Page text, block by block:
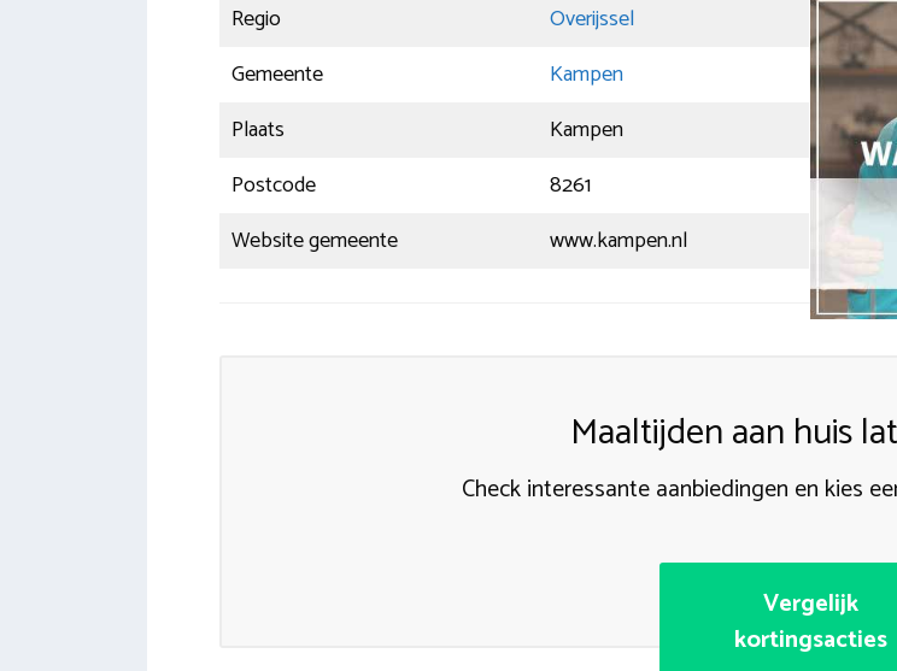
Regio
Overijssel
Gemeente
Kampen
Plaats
Kampen
Postcode
8261
Website gemeente
www.kampen.nl
Maaltijden aan huis
Check interessante aanbiedingen en kies
Vergelijk
kortingsacties